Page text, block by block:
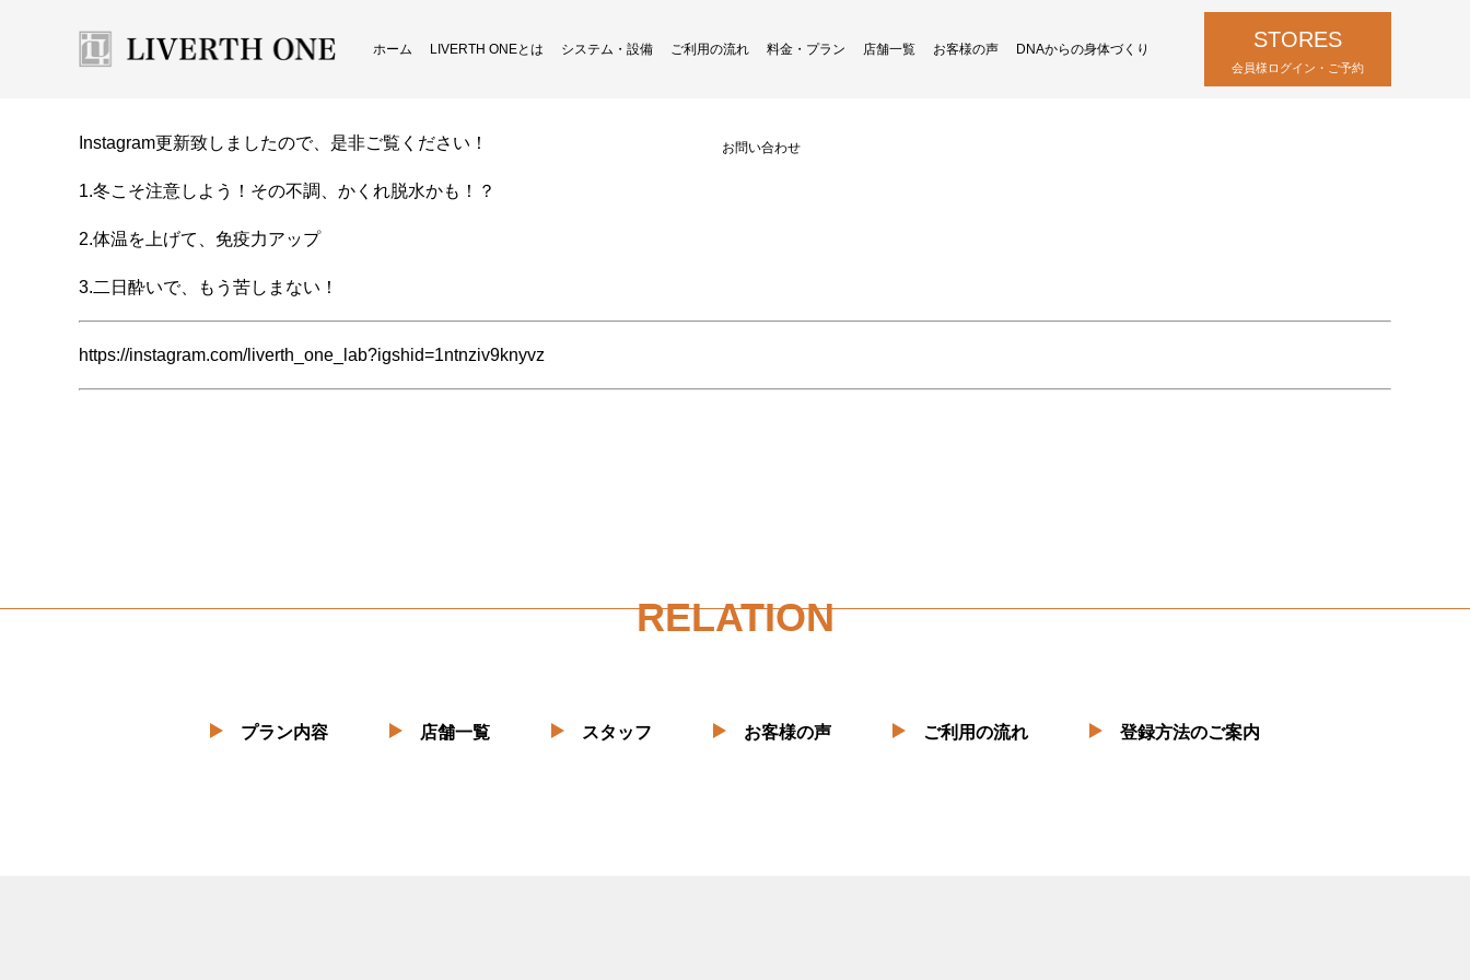
ホーム LIVERTH ONEとは システム・設備 ご利用の流れ 料金・プラン 店舗一覧 お客様の声 DNAからの身体づくり
お問い合わせ
STORES
会員様ログイン・ご予約
Instagram更新致しましたので、是非ご覧ください！
1.冬こそ注意しよう！その不調、かくれ脱水かも！？
2.体温を上げて、免疫力アップ
3.二日酔いで、もう苦しまない！
https://instagram.com/liverth_one_lab?igshid=1ntnziv9knyvz
RELATION
プラン内容 店舗一覧 スタッフ お客様の声 ご利用の流れ 登録方法のご案内